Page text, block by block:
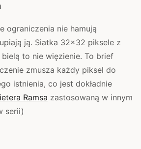
ograniczenia nie hamują
ją. Siatka 32×32 piksele z
bielą to nie więzienie. To brief
zmusza każdy piksel do
istnienia, co jest dokładnie
Ramsa zastosowaną w innym
serii)